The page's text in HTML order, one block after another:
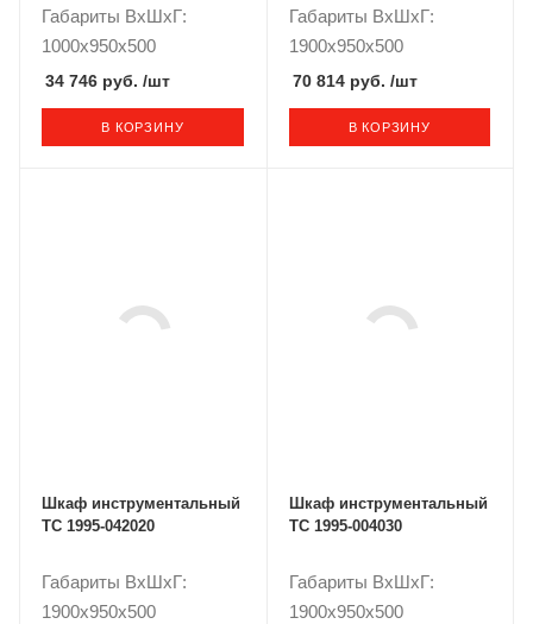
Габариты ВxШxГ:
1000x950x500
34 746 руб. /шт
В КОРЗИНУ
Габариты ВxШxГ:
1900x950x500
70 814 руб. /шт
В КОРЗИНУ
Шкаф инструментальный
ТС 1995-042020
Габариты ВxШxГ:
1900x950x500
Шкаф инструментальный
ТС 1995-004030
Габариты ВxШxГ:
1900x950x500